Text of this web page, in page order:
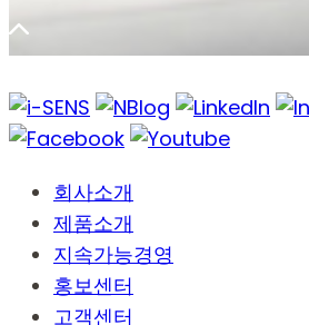
회사소개
제품소개
지속가능경영
홍보센터
고객센터